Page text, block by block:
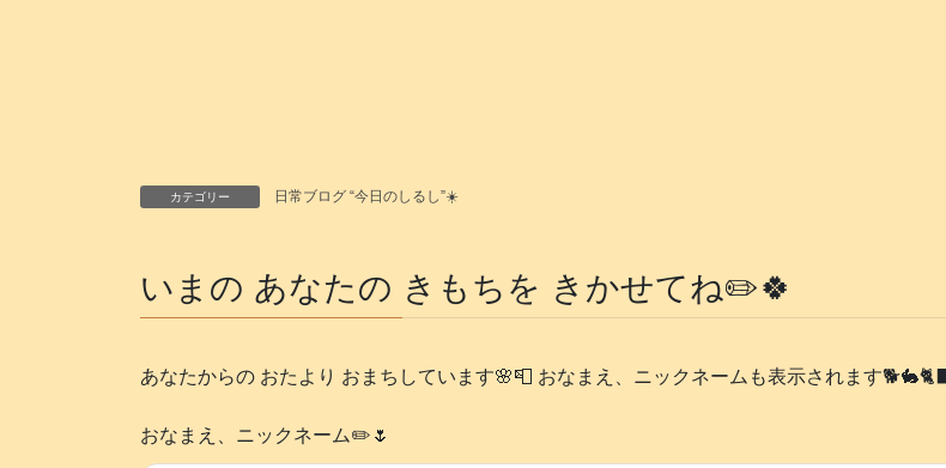
カテゴリー 日常ブログ “今日のしるし”☀️
いまの あなたの きもちを きかせてね✏️🍀
あなたからの おたより おまちしています🌸📮 おなまえ、ニックネームも表示されます🐕️🐇🐈‍⬛
おなまえ、ニックネーム✏️🌷